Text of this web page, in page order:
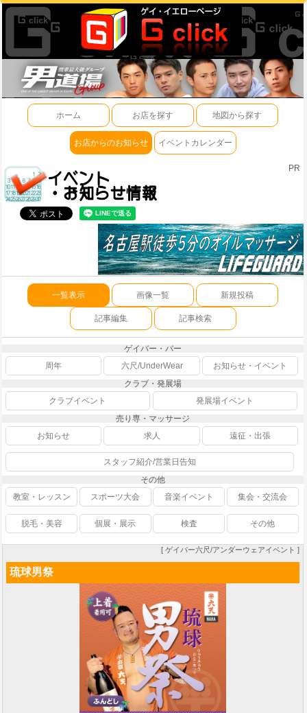
ホーム お店を探す 地図から探す
お店からのお知らせ イベントカレンダー
PR
一覧表示 画像一覧 新規投稿
記事編集 記事検索
ゲイバー・バー
周年
六尺/UnderWear
お知らせ・イベント
クラブ・発展場
クラブイベント
発展場イベント
売り専・マッサージ
お知らせ
求人 遠征・出張
スタッフ紹介/営業日告知
その他
教室・レッスン
スポーツ大会 音楽イベント 集会・交流会
脱毛・美容 個展・展示 検査 その他
[ ゲイバー六尺/アンダーウェアイベント ]
琉球男祭